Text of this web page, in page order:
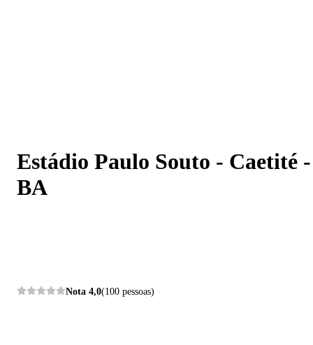
Estádio Paulo Souto - Caetité -
BA
Nota 4,0(100 pessoas)